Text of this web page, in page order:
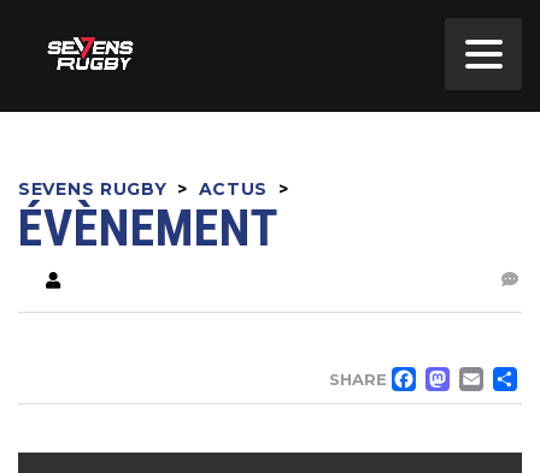
SEVENS RUGBY > ACTUS >
ÉVÈNEMENT
SHARE